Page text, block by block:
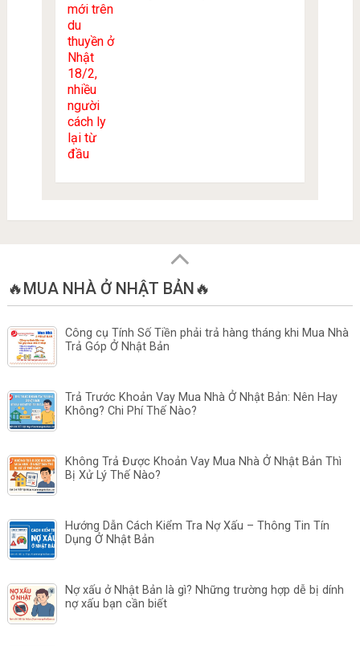
🔥MUA NHÀ Ở NHẬT BẢN🔥
Công cụ Tính Số Tiền phải trả hàng tháng khi Mua Nhà
Trả Góp Ở Nhật Bản
Trả Trước Khoản Vay Mua Nhà Ở Nhật Bản: Nên Hay
Không? Chi Phí Thế Nào?
Không Trả Được Khoản Vay Mua Nhà Ở Nhật Bản Thì
Bị Xử Lý Thế Nào?
Hướng Dẫn Cách Kiểm Tra Nợ Xấu – Thông Tin Tín
Dụng Ở Nhật Bản
Nợ xấu ở Nhật Bản là gì? Những trường hợp dễ bị dính
nợ xấu bạn cần biết